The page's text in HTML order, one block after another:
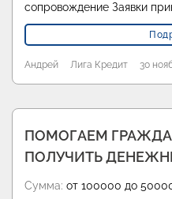
сопровождение Заявки
Андрей Лига Кредит 30
ПОМОГАЕМ
ПОЛУЧИТЬ
Сумма: от 100000 до